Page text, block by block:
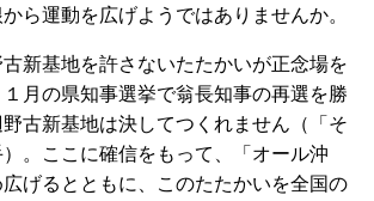
ら運動を広げようではありませんか。
新基地を許さないたたかいが正念場を
月の県知事選挙で翁長知事の再選を勝
古新基地は決してつくれません（「そ
。ここに確信をもって、「オール沖
げるとともに、このたたかいを全国の